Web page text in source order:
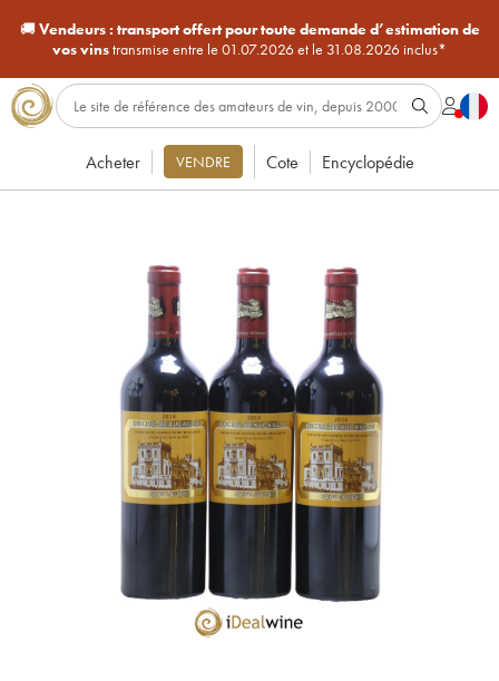
🚚Vendeurs : transport offert pour toute demande d’estimation de
vos vinstransmise entre le 01.07.2026 et le 31.08.2026 inclus*
Acheter VENDRE Cote Encyclopédie